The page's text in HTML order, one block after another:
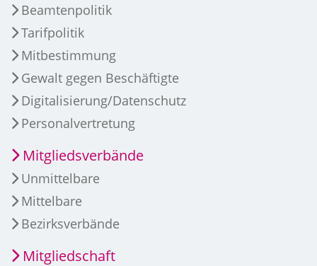
Beamtenpolitik
Tarifpolitik
Mitbestimmung
Gewalt gegen Beschäftigte
Digitalisierung/Datenschutz
Personalvertretung
Mitgliedsverbände
Unmittelbare
Mittelbare
Bezirksverbände
Mitgliedschaft